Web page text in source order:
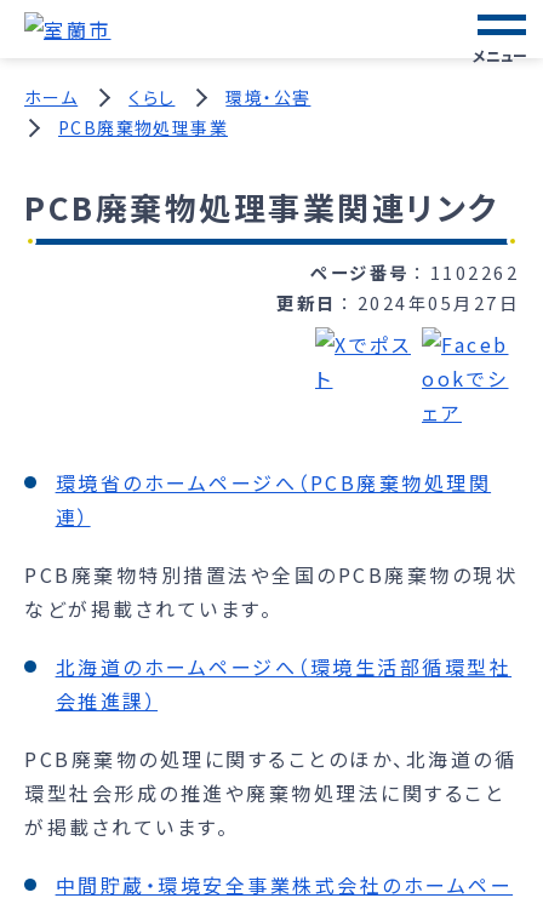
メニュー
ホーム くらし
環境・公害
PCB廃棄物処理事業
PCB廃棄物処理事業関連リンク
ページ番号
1102262
更新日
2024年05月27日
環境省のホームページへ（PCB廃棄物処理関
連）
PCB廃棄物特別措置法や全国のPCB廃棄物の現状
などが掲載されています。
北海道のホームページへ（環境生活部循環型社
会推進課）
PCB廃棄物の処理に関することのほか、北海道の循
環型社会形成の推進や廃棄物処理法に関すること
が掲載されています。
中間貯蔵・環境安全事業株式会社のホームペー